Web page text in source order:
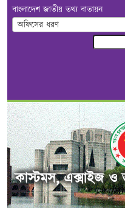
বাংলাদেশ জাতীয় তথ্য বাতায়ন
অফিসের ধরণ
কাস্টমস, এক্সাইজ ও